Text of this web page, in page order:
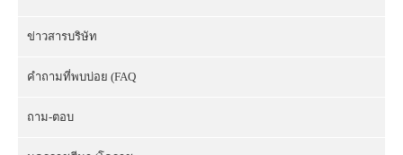
ข่าวสารบริษัท
คำถามที่พบบ่อย (FAQ
ถาม-ตอบ